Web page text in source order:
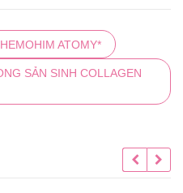
ATOMY*
SẢN SINH COLLAGEN